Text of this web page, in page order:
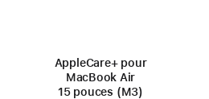
AppleCare+ pour
MacBook Air
15 pouces (M3)